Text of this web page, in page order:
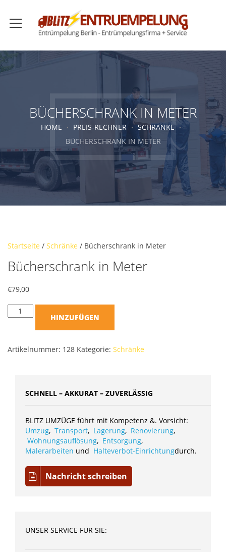
BÜCHERSCHRANK IN METER
HOME PREIS-RECHNER
SCHRÄNKE
BÜCHERSCHRANK IN METER
Startseite / Schränke / Bücherschrank in Meter
Bücherschrank in Meter
€79,00
HINZUFÜGEN
Artikelnummer: 128 Kategorie: Schränke
SCHNELL – AKKURAT – ZUVERLÄSSIG
BLITZ UMZÜGE führt mit Kompetenz &. Vorsicht:
Umzug, Transport, Lagerung, Renovierung,
Wohnungsauflösung, Entsorgung,
Malerarbeiten und Halteverbot-Einrichtungdurch.
Nachricht schreiben
UNSER SERVICE FÜR SIE: